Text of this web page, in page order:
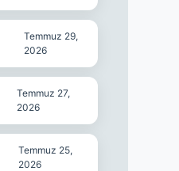
Temmuz 29,
2026
Temmuz 27,
2026
Temmuz 25,
2026